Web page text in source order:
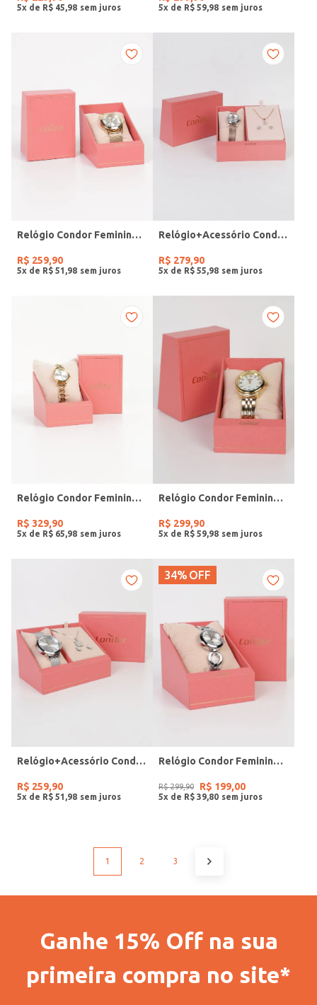
5x de R$ 45 98 5x de R$ 59 98
Relógio Condor Feminino DOURADO
R$ 259,90
5x de R$ 51 98
Relógio+Acessório Condor Feminino ROSE
R$ 279,90
5x de R$ 55 98
Relógio Condor Feminino DOURADO
R$ 329,90
5x de R$ 65 98
Relógio Condor Feminino DOURADO
R$ 299,90
5x de R$ 59 98
Relógio+Acessório Condor Feminino PRATA
R$ 259,90
5x de R$ 51 98
34% OFF
Relógio Condor Feminino PRATA
R$ 299,90 R$ 199,00
5x de R$ 39 80
1 2 3
Ganhe 15% Off na sua
primeira compra no site*